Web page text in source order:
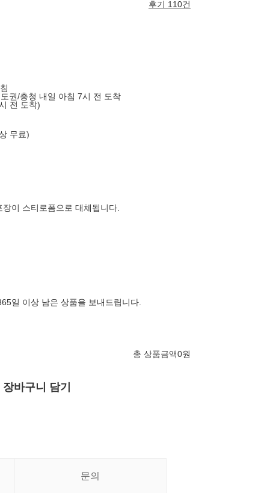
후기 110건
권/충청 내일 아침 7시 전 도착
전 도착)
무료)
이 스티로폼으로 대체됩니다.
일 이상 남은 상품을 보내드립니다.
총 상품금액0원
장바구니 담기
문의